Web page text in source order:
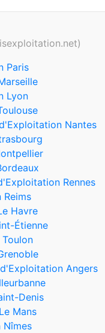
Paris
Lyon
Nantes
Rennes
Havre
Étienne
Angers
Denis
Mans
Nîmes